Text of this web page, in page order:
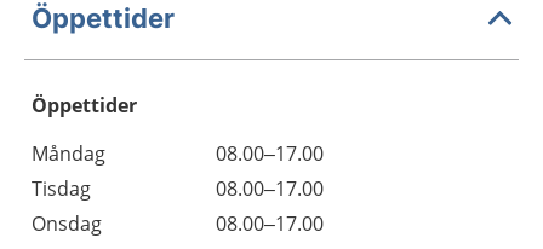
Öppettider
Öppettider
Dag
Öppettider
Kommentarer
Måndag
08.00–17.00
Tisdag
08.00–17.00
Onsdag
08.00–17.00